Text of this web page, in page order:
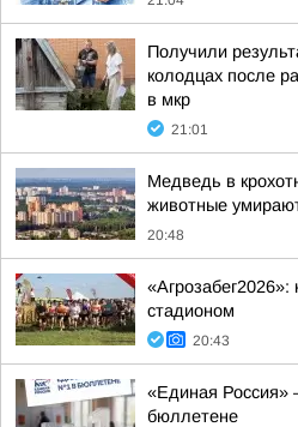
Получили
колодцах после
в мкр
21:01
Медведь в
животные
20:48
«Агрозабег2026»:
стадионом
20:43
«Единая
бюллетене